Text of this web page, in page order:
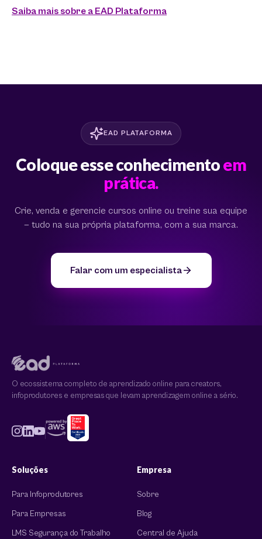
Saiba mais sobre a EAD Plataforma
EAD PLATAFORMA
Coloque esse conhecimentoem
prática.
Crie, venda e gerencie cursos online ou treine sua equipe
— tudo na sua própria plataforma, com a sua marca.
Falar com um especialista
O ecossistema completo de aprendizado online para creators,
infoprodutores e empresas que levam aprendizagem online a sério.
Soluções
Para Infoprodutores
Para Empresas
LMS Segurança do Trabalho
Empresa
Sobre
Blog
Central de Ajuda